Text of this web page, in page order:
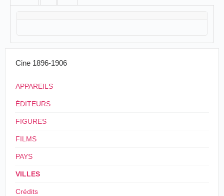
Cine 1896-1906
APPAREILS
ÉDITEURS
FIGURES
FILMS
PAYS
VILLES
Crédits